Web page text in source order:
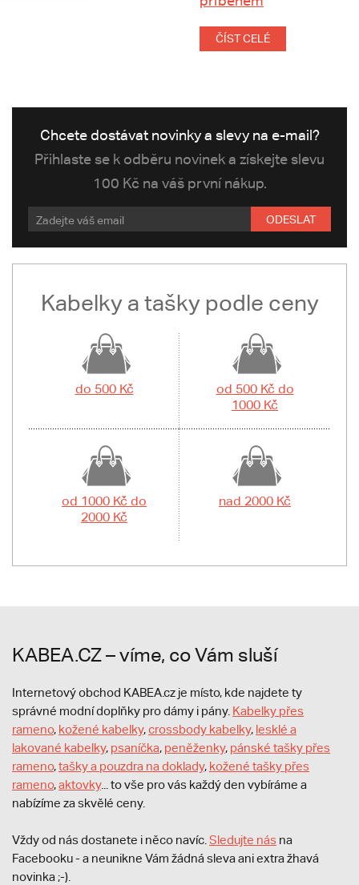
ČÍST CELÉ
Chcete dostávat novinky a slevy na e-mail?
Přihlaste se k odběru novinek a získejte slevu
100 Kč na váš první nákup.
ODESLAT
Kabelky a tašky podle ceny
do 500 Kč
od 500 Kč do
1000 Kč
od 1000 Kč do
2000 Kč
nad 2000 Kč
KABEA.CZ – víme, co Vám sluší
Internetový obchod KABEA.cz je místo, kde najdete ty
správné modní doplňky pro dámy i pány. Kabelky přes
rameno, kožené kabelky,crossbody kabelky, lesklé a
lakované kabelky, psaníčka, peněženky, pánské tašky přes
rameno,tašky a pouzdra na doklady, kožené tašky přes
rameno,aktovky... to vše pro vás každý den vybíráme a
nabízíme za skvělé ceny.
Vždy od nás dostanete i něco navíc. Sledujte nás na
Facebooku - a neunikne Vám žádná sleva ani extra žhavá
novinka ;-).